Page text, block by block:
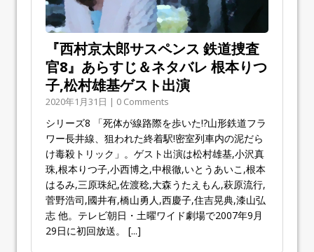
『西村京太郎サスペンス 鉄道捜査
官8』あらすじ＆ネタバレ 根本りつ
子,松村雄基ゲスト出演
2020年1月31日 | 0 Comments
シリーズ8 「死体が線路際を歩いた!?山形鉄道フラ
ワー長井線、狙われた終着駅!密室列車内の泥だら
け毒殺トリック」。ゲスト出演は松村雄基,小沢真
珠,根本りつ子,小西博之,中根徹,いとうあいこ,根本
はるみ,三原珠紀,佐渡稔,大森うたえもん,萩原流行,
菅野浩司,國井有,橋山勇人,西慶子,住吉晃典,漆山弘
志 他。テレビ朝日・土曜ワイド劇場で2007年9月
29日に初回放送。 [...]